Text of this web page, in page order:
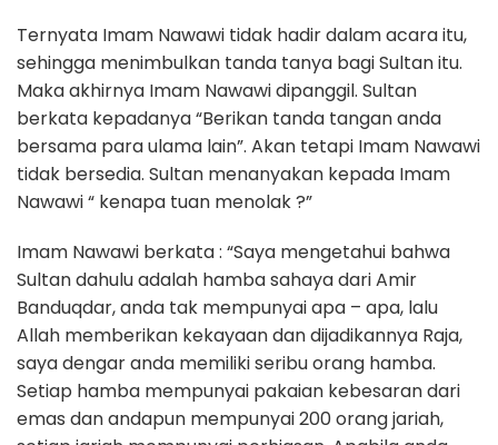
Ternyata Imam Nawawi tidak hadir dalam acara itu,
sehingga menimbulkan tanda tanya bagi Sultan itu.
Maka akhirnya Imam Nawawi dipanggil. Sultan
berkata kepadanya “Berikan tanda tangan anda
bersama para ulama lain”. Akan tetapi Imam Nawawi
tidak bersedia. Sultan menanyakan kepada Imam
Nawawi “ kenapa tuan menolak ?”
Imam Nawawi berkata : “Saya mengetahui bahwa
Sultan dahulu adalah hamba sahaya dari Amir
Banduqdar, anda tak mempunyai apa – apa, lalu
Allah memberikan kekayaan dan dijadikannya Raja,
saya dengar anda memiliki seribu orang hamba.
Setiap hamba mempunyai pakaian kebesaran dari
emas dan andapun mempunyai 200 orang jariah,